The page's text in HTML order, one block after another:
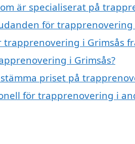
är specialiserat på
för trapprenovering
trapprenovering i Grimsås
i Grimsås?
priset på
för trapprenovering i